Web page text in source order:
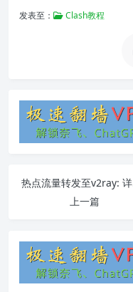
发表至： Clash教程
上一篇